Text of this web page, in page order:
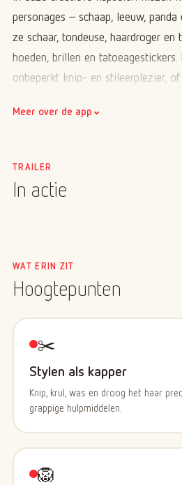
personages – schaap, leeuw,
ze schaar, tondeuse, haardroger en
hoeden, brillen en
onbeperkt knip- en stileerplezier,
voor grappige danspasjes en maak
Meer over de app ⌄
TRAILER
In actie
WAT ERIN ZIT
Hoogtepunten
✂️
Stylen als kapper
Knip, krul, was en droog het haar
grappige hulpmiddelen.
🦁